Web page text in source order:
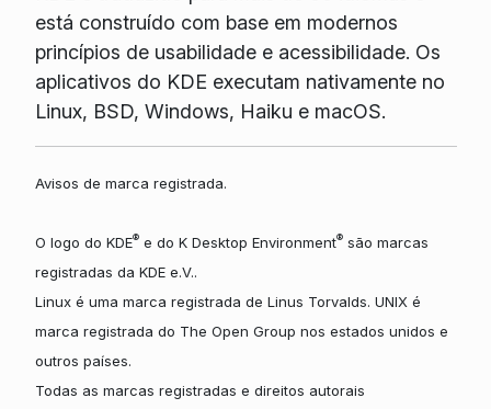
está construído com base em modernos
princípios de usabilidade e acessibilidade. Os
aplicativos do KDE executam nativamente no
Linux, BSD, Windows, Haiku e macOS.
Avisos de marca registrada.
O logo do KDE®e do K Desktop Environment®são marcas
registradas da KDE e.V..
Linux é uma marca registrada de Linus Torvalds. UNIX é
marca registrada do The Open Group nos estados unidos e
outros países.
Todas as marcas registradas e direitos autorais